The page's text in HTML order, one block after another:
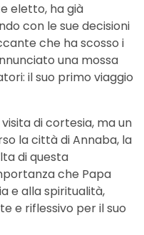
eletto, ha già
con le sue decisioni
che ha scosso i
una mossa
il suo primo viaggio
di cortesia, ma un
la città di Annaba, la
di questa
che Papa
e alla spiritualità,
e riflessivo per il suo